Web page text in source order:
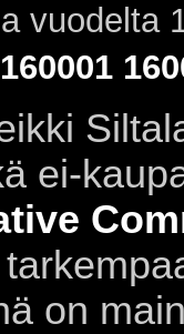
vuodelta
160001
ei-
on